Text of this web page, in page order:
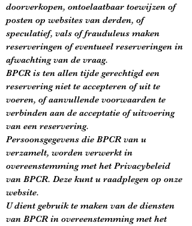
doorverkopen, ontoelaatbaar toewijzen of
posten op websites van derden, of
speculatief, vals of frauduleus maken
reserveringen of eventueel reserveringen in
afwachting van de vraag.
BPCR is ten allen tijde gerechtigd een
reservering niet te accepteren of uit te
voeren, of aanvullende voorwaarden te
verbinden aan de acceptatie of uitvoering
van een reservering.
Persoonsgegevens die BPCR van u
verzamelt, worden verwerkt in
overeenstemming met het Privacybeleid
van BPCR. Deze kunt u raadplegen op onze
website.
U dient gebruik te maken van de diensten
van BPCR in overeenstemming met het